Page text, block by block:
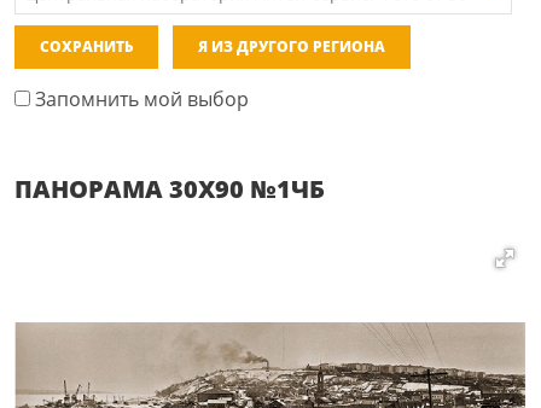
СОХРАНИТЬ Я ИЗ ДРУГОГО РЕГИОНА
Запомнить мой выбор
ПАНОРАМА 30Х90 №1ЧБ